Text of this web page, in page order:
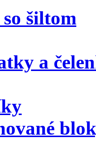
šiltom
a